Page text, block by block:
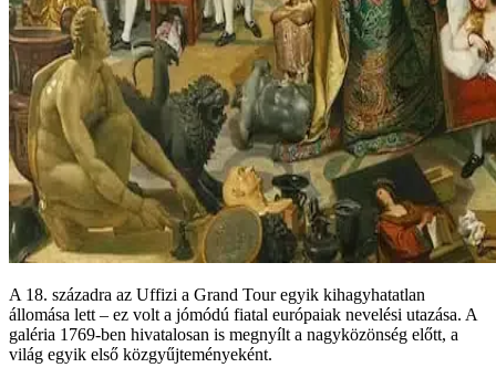
A 18. századra az Uffizi a Grand Tour egyik kihagyhatatlan
állomása lett – ez volt a jómódú fiatal európaiak nevelési utazása. A
galéria 1769-ben hivatalosan is megnyílt a nagyközönség előtt, a
világ egyik első közgyűjteményeként.